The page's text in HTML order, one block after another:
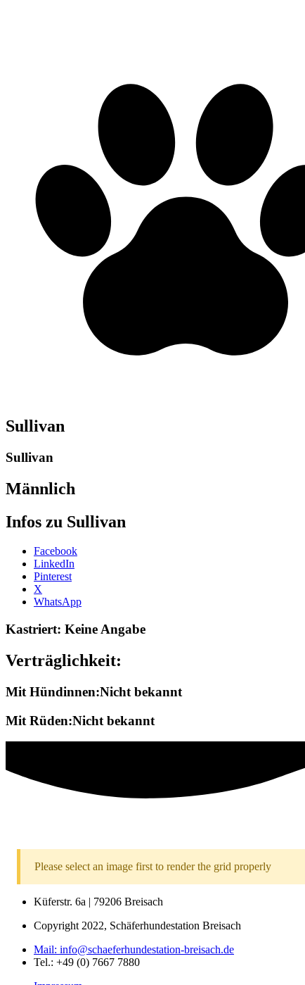
Sullivan
Sullivan
Männlich
Infos zu Sullivan
Share
post
"Sullivan-
2013"
Facebook
LinkedIn
Pinterest
X
WhatsApp
Kastriert: Keine Angabe
Verträglichkeit:
Mit Hündinnen:Nicht bekannt
Mit Rüden:Nicht bekannt
Please select an image first to render the grid properly
Küferstr. 6a | 79206 Breisach
Copyright 2022, Schäferhundestation Breisach
Mail: info@schaeferhundestation-breisach.de
Tel.: +49 (0) 7667 7880